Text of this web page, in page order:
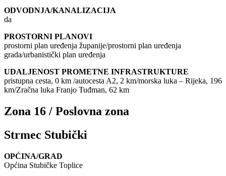
ODVODNJA/KANALIZACIJA
da
PROSTORNI PLANOVI
prostorni plan uređenja županije/prostorni plan uređenja
grada/urbanistički plan uređenja
UDALJENOST PROMETNE INFRASTRUKTURE
pristupna cesta, 0 km /autocesta A2, 2 km/morska luka – Rijeka, 196
km/Zračna luka Franjo Tuđman, 62 km
Zona 16 / Poslovna zona
Strmec Stubički
OPĆINA/GRAD
Općina Stubičke Toplice